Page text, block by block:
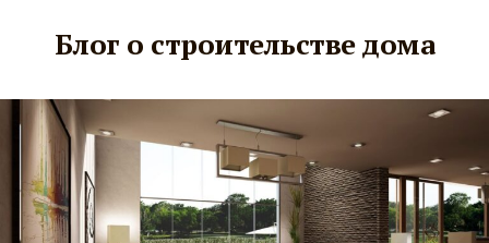
Блог о строительстве дома